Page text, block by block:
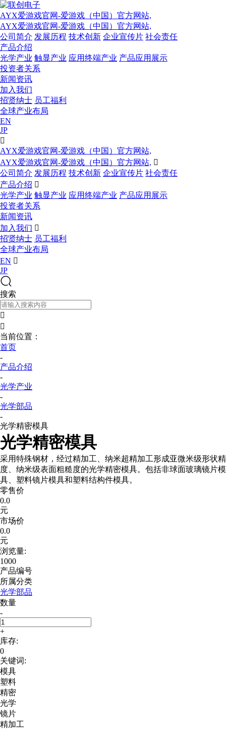
AYX爱游戏官网-爱游戏（中国）官方网站,
AYX爱游戏官网-爱游戏（中国）官方网站,
公司简介 发展历程 技术创新 企业宣传片 社会责任
产品介绍
光学产业 触显产业 应用终端产业 产品应用展示
投资者关系
新闻资讯
加入我们
招贤纳士 员工福利
全球产业布局
EN
JP

AYX爱游戏官网-爱游戏（中国）官方网站,
AYX爱游戏官网-爱游戏（中国）官方网站, 
公司简介 发展历程 技术创新 企业宣传片 社会责任
产品介绍 
光学产业 触显产业 应用终端产业 产品应用展示
投资者关系
新闻资讯
加入我们 
招贤纳士 员工福利
全球产业布局
EN 
JP
搜索


当前位置：
首页
-
产品介绍
-
光学产业
-
光学部品
-
光学精密模具
光学精密模具
采用特殊钢材，经过精加工、纳米超精加工形成亚微米级形状精
度、纳米级表面粗糙度的光学精密模具。包括非球面玻璃镜片模
具、塑料镜片模具和塑料结构件模具。
零售价
0.0
元
市场价
0.0
元
浏览量:
1000
产品编号
所属分类
光学部品
数量
-
+
库存:
0
关键词:
模具
塑料
精密
光学
镜片
精加工